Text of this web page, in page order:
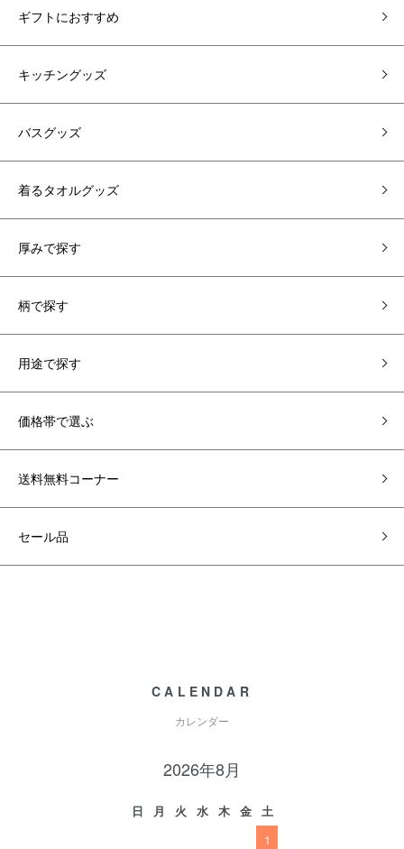
ギフトにおすすめ
キッチングッズ
バスグッズ
着るタオルグッズ
厚みで探す
柄で探す
用途で探す
価格帯で選ぶ
送料無料コーナー
セール品
CALENDAR
カレンダー
2026年8月
日 月 火 水 木 金
土
1